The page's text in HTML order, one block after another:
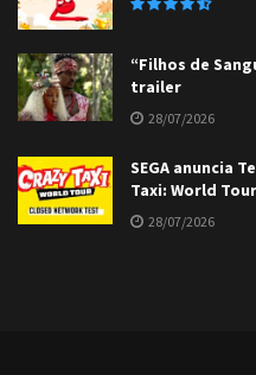
“Filhos de
trailer
28/07/2026
SEGA anuncia
Taxi: World Tour
28/07/2026